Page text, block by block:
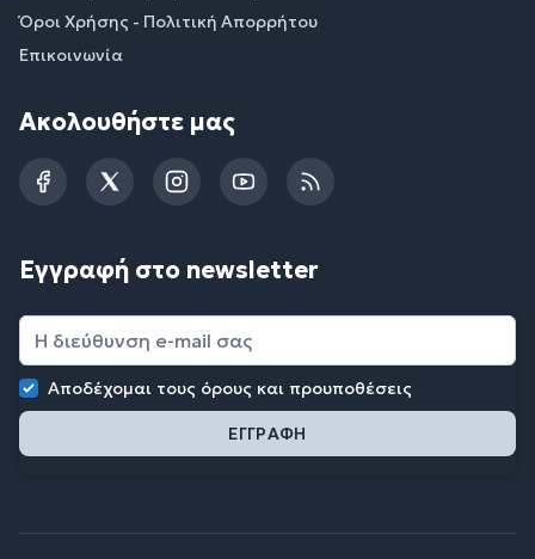
Όροι Χρήσης - Πολιτική Απορρήτου
Επικοινωνία
Ακολουθήστε μας
FacebookTwitterInstagramYouTubeRSS
Εγγραφή στο newsletter
Αποδέχομαι τους όρους και προυποθέσεις